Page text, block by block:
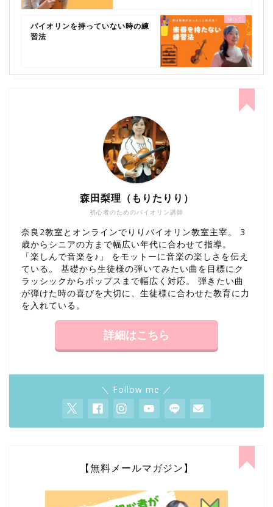
バイオリンを持っていない時の練
習法
初心者のためのバイオリン講師
森田梨理（もりたりり）
奈良2教室とオンラインでりりバイオリン教室主宰。 3
歳からシニアの方まで幅広い年代に合わせて指導。
「楽しんで音楽を♪」 をモットーに音楽の楽しさを伝え
ている。 基礎から生徒様の弾いてみたい曲を目標にク
ラッシックからポップスまで幅広く対応。 弾きたい曲
が弾けた時の喜びを大切に、生徒様に合わせた教育に力
を入れている。
詳細はこちら
＼ Follow me ／
【無料メールマガジン】